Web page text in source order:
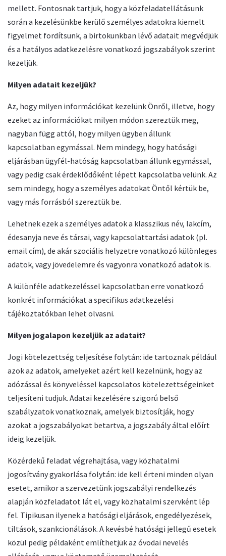
mellett. Fontosnak tartjuk, hogy a közfeladatellátásunk
során a kezelésünkbe kerülő személyes adatokra kiemelt
figyelmet fordítsunk, a birtokunkban lévő adatait megvédjük
és a hatályos adatkezelésre vonatkozó jogszabályok szerint
kezeljük.
Milyen adatait kezeljük?
Az, hogy milyen információkat kezelünk Önről, illetve, hogy
ezeket az információkat milyen módon szereztük meg,
nagyban függ attól, hogy milyen ügyben állunk
kapcsolatban egymással. Nem mindegy, hogy hatósági
eljárásban ügyfél-hatóság kapcsolatban állunk egymással,
vagy pedig csak érdeklődőként lépett kapcsolatba velünk. Az
sem mindegy, hogy a személyes adatokat Öntől kértük be,
vagy más forrásból szereztük be.
Lehetnek ezek a személyes adatok a klasszikus név, lakcím,
édesanyja neve és társai, vagy kapcsolattartási adatok (pl.
email cím), de akár szociális helyzetre vonatkozó különleges
adatok, vagy jövedelemre és vagyonra vonatkozó adatok is.
A különféle adatkezeléssel kapcsolatban erre vonatkozó
konkrét információkat a specifikus adatkezelési
tájékoztatókban lehet olvasni.
Milyen jogalapon kezeljük az adatait?
Jogi kötelezettség teljesítése folytán: ide tartoznak például
azok az adatok, amelyeket azért kell kezelnünk, hogy az
adózással és könyveléssel kapcsolatos kötelezettségeinket
teljesíteni tudjuk. Adatai kezelésére szigorú belső
szabályzatok vonatkoznak, amelyek biztosítják, hogy
azokat a jogszabályokat betartva, a jogszabály által előírt
ideig kezeljük.
Közérdekű feladat végrehajtása, vagy közhatalmi
jogosítvány gyakorlása folytán: ide kell érteni minden olyan
esetet, amikor a szervezetünk jogszabályi rendelkezés
alapján közfeladatot lát el, vagy közhatalmi szervként lép
fel. Tipikusan ilyenek a hatósági eljárások, engedélyezések,
tiltások, szankcionálások. A kevésbé hatósági jellegű esetek
közül pedig példaként említhetjük az óvodai nevelés